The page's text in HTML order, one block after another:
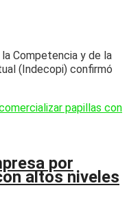
Competencia y de la
(Indecopi) confirmó
por
altos niveles